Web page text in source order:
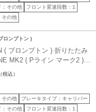
：その他
フロント変速段数：1
その他
ロンプトン )
( ブロンプトン ) 折りたたみ
MK2 ( Pライン マーク2 )
クあり MLR スターフルーツ
（税込）
その他
ブレーキタイプ：キャリパー
：その他
フロント変速段数：1